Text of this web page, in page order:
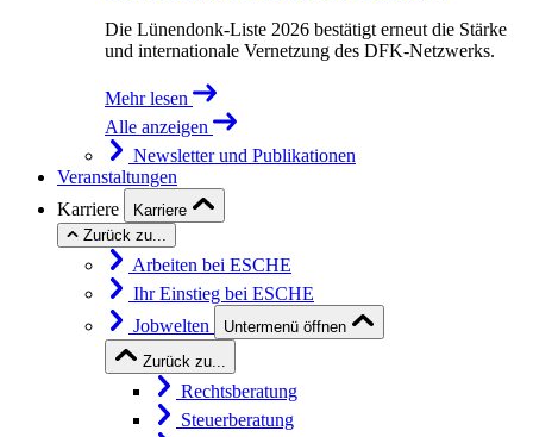
Die Lünendonk-Liste 2026 bestätigt erneut die Stärke
und internationale Vernetzung des DFK-Netzwerks.
Mehr lesen
Alle anzeigen
Newsletter und Publikationen
Veranstaltungen
Karriere
Karriere
Zurück zu...
Arbeiten bei ESCHE
Ihr Einstieg bei ESCHE
Jobwelten
Untermenü öffnen
Zurück zu...
Rechtsberatung
Steuerberatung